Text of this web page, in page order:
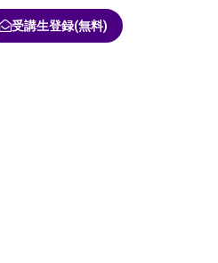
受講生登録(無料)